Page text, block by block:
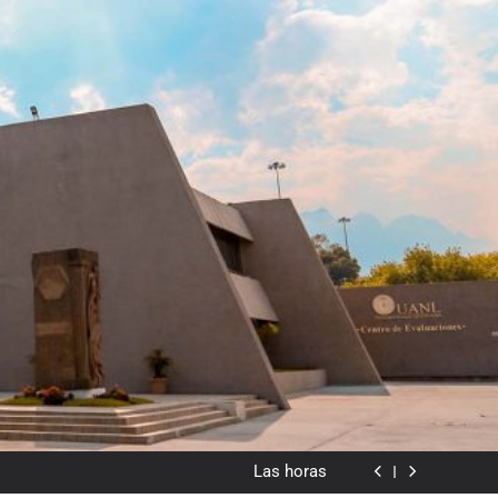
en lo visual como forma o cromatismo”
Poemas de Victoria Marín Fallas
Las horas
Del valor en la literatura